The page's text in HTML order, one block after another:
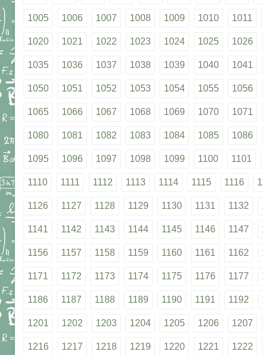
1005 1006 1007 1008 1009 1010 1011
1020 1021 1022 1023 1024 1025 1026
1035 1036 1037 1038 1039 1040 1041
1050 1051 1052 1053 1054 1055 1056
1065 1066 1067 1068 1069 1070 1071
1080 1081 1082 1083 1084 1085 1086
1095 1096 1097 1098 1099 1100 1101
1110 1111 1112 1113 1114 1115 1116
1126 1127 1128 1129 1130 1131 1132
1141 1142 1143 1144 1145 1146 1147
1156 1157 1158 1159 1160 1161 1162
1171 1172 1173 1174 1175 1176 1177
1186 1187 1188 1189 1190 1191 1192
1201 1202 1203 1204 1205 1206 1207
1216 1217 1218 1219 1220 1221 1222